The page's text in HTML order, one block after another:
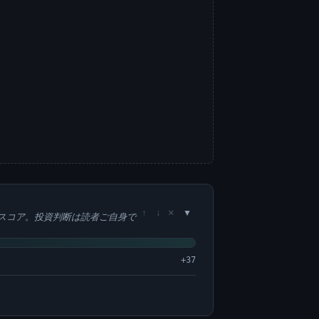
コア。投資判断は読者ご自身で ↑ ↓ ×
+37